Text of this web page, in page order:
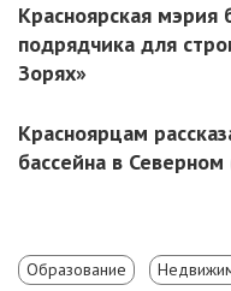
Красноярская мэрия
подрядчика для
Зорях»
Красноярцам
бассейна в
Образование